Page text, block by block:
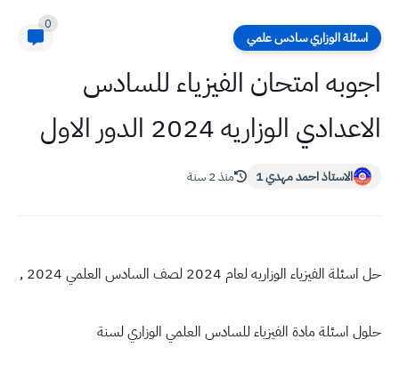
اسئلة الوزاري سادس علمي
0
اجوبه امتحان الفيزياء للسادس
الاعدادي الوزاريه 2024 الدور الاول
الاستاذ احمد مهدي 1 منذ 2 سنة
حل اسئلة الفيزياء الوزاريه لعام 2024 لصف السادس العلمي 2024 ,
حلول اسئلة مادة الفيزياء للسادس العلمي الوزاري لسنة